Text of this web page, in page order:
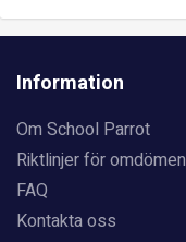
Information
Om School Parrot
Riktlinjer för omdömen
FAQ
Kontakta oss